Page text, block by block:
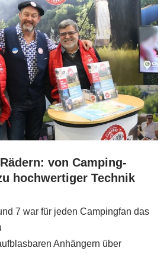
von Camping-
hochwertiger Technik
7 war für jeden Campingfan das
Anhängern über